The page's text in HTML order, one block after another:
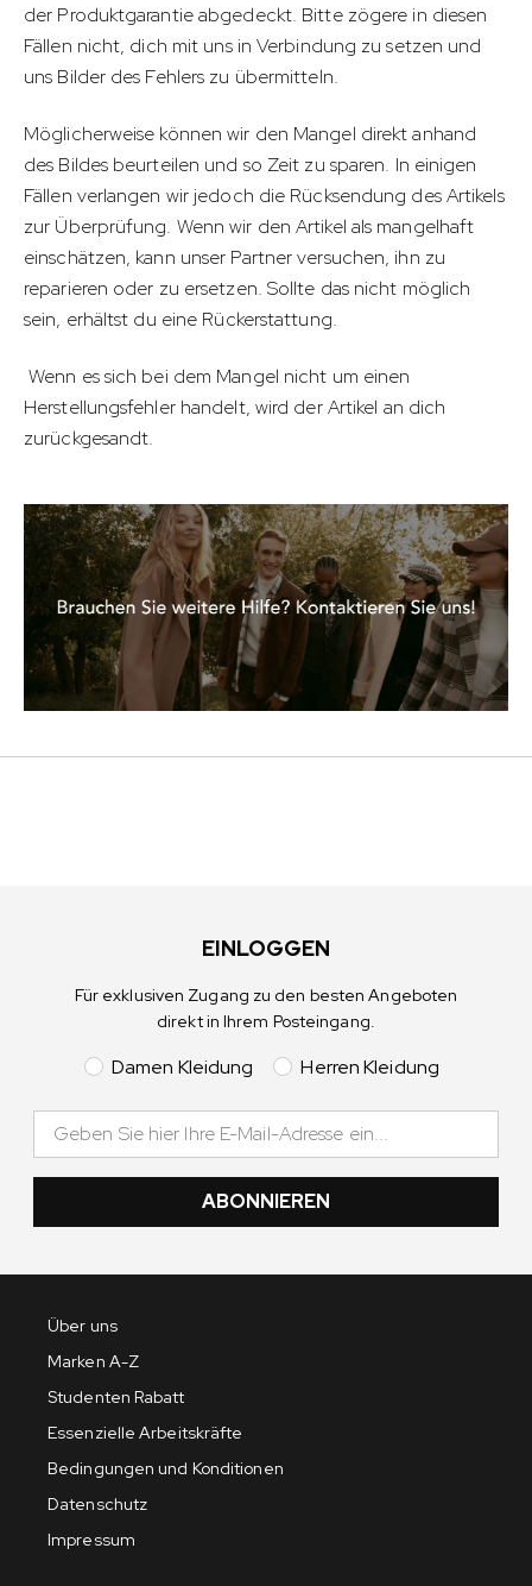
der Produktgarantie abgedeckt. Bitte zögere in diesen
Fällen nicht, dich mit uns in Verbindung zu setzen und
uns Bilder des Fehlers zu übermitteln.
Möglicherweise können wir den Mangel direkt anhand
des Bildes beurteilen und so Zeit zu sparen. In einigen
Fällen verlangen wir jedoch die Rücksendung des Artikels
zur Überprüfung. Wenn wir den Artikel als mangelhaft
einschätzen, kann unser Partner versuchen, ihn zu
reparieren oder zu ersetzen. Sollte das nicht möglich
sein, erhältst du eine Rückerstattung.
Wenn es sich bei dem Mangel nicht um einen
Herstellungsfehler handelt, wird der Artikel an dich
zurückgesandt.
EINLOGGEN
Für exklusiven Zugang zu den besten Angeboten
direkt in Ihrem Posteingang.
Damen Kleidung Herren Kleidung
ABONNIEREN
Über uns
Marken A-Z
Studenten Rabatt
Essenzielle Arbeitskräfte
Bedingungen und Konditionen
Datenschutz
Impressum